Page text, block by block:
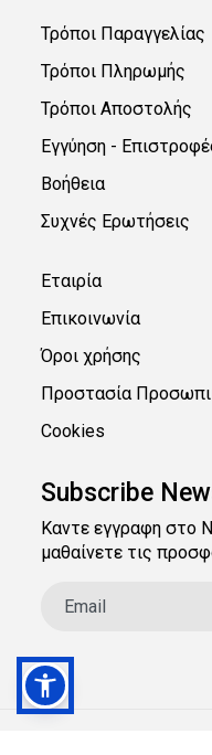
Τρόποι Παραγγελίας
Τρόποι Πληρωμής
Τρόποι Αποστολής
Εγγύηση -
Βοήθεια
Συχνές Ερωτήσεις
Εταιρία
Επικοινωνία
Όροι χρήσης
Προστασία
Cookies
Subscribe
Καντε εγγραφη στο
μαθαίνετε τις